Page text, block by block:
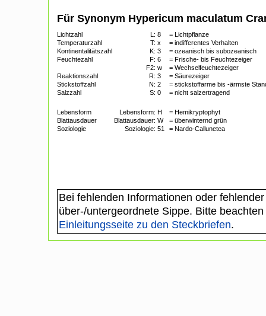
Für Synonym Hypericum maculatum
Lichtzahl L: 8
= Lichtpflanze
Temperaturzahl
T: x
= indifferentes Verhalten
Kontinentalitätszahl
K: 3
= ozeanisch bis subozeanisch
Feuchtezahl
F: 6
= Frische- bis Feuchtezeiger
F2: w
= Wechselfeuchtezeiger
Reaktionszahl
R: 3
= Säurezeiger
Stickstoffzahl
N: 2
= stickstoffarme bis -ärmste
Salzzahl
S: 0 = nicht salzertragend
Lebensform Lebensform: H
= Hemikryptophyt
Blattausdauer
Blattausdauer: W
= überwinternd grün
Soziologie
Soziologie: 51 = Nardo-Callunetea
Bei fehlenden Informationen oder
über-/untergeordnete Sippe. Bitte
Einleitungsseite zu den Steckbriefen.